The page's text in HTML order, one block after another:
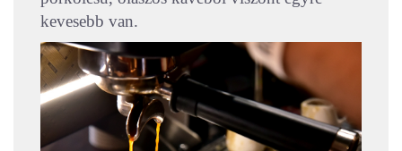
kevesebb van.